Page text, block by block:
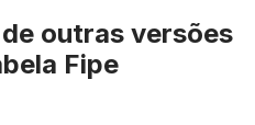
outras versões
Fipe